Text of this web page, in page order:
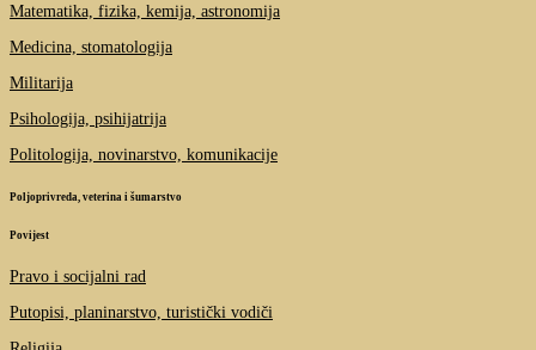
Matematika, fizika, kemija, astronomija
Medicina, stomatologija
Militarija
Psihologija, psihijatrija
Politologija, novinarstvo, komunikacije
Poljoprivreda, veterina i šumarstvo
Povijest
Pravo i socijalni rad
Putopisi, planinarstvo, turistički vodiči